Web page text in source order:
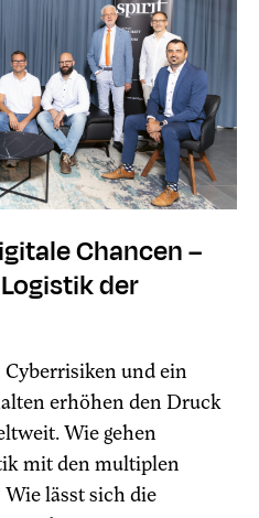
Chancen –
der
und ein
erhöhen den Druck
Wie gehen
mit den multiplen
lässt sich die